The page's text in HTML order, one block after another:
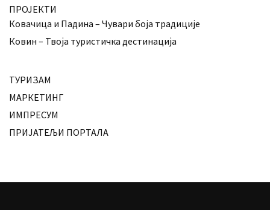
ПРОЈЕКТИ
Ковачица и Падина – Чувари боја традиције
Ковин – Твоја туристичка дестинација
ТУРИЗАМ
МАРКЕТИНГ
ИМПРЕСУМ
ПРИЈАТЕЉИ ПОРТАЛА